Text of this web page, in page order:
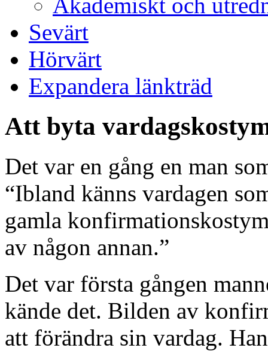
Sevärt
Hörvärt
Expandera länkträd
Att byta
Det var en gång en man
“Ibland känns vardagen
gamla
av någon annan.”
Det var första gången
kände det. Bilden av
att förändra sin vardag.